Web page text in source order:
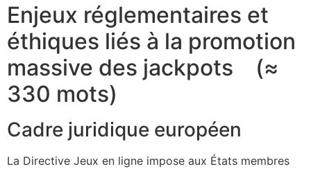
Enjeux réglementaires et
éthiques liés à la promotion
massive des jackpots (≈​
330​ mots)
Cadre juridique européen
La Directive Jeux en ligne impose aux États membres